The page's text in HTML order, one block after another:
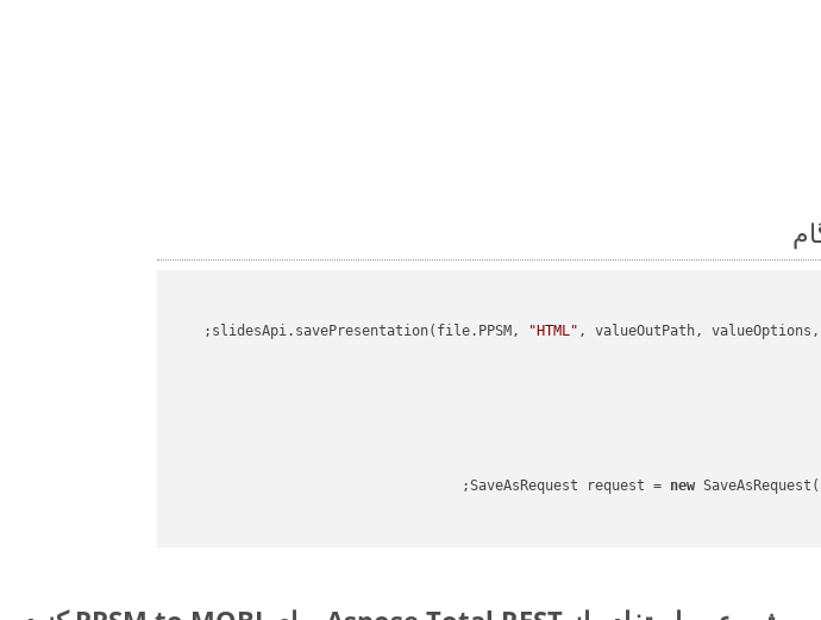
slidesApi.savePresentation(file.PPSM,
"HTML"
SaveAsRequest request = new SaveAsRequest(